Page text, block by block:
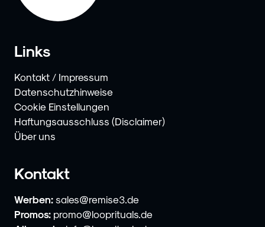
Links
Kontakt / Impressum
Datenschutzhinweise
Cookie Einstellungen
Haftungsausschluss (Disclaimer)
Über uns
Kontakt
Werben: sales@remise3.de
Promos: promo@looprituals.de